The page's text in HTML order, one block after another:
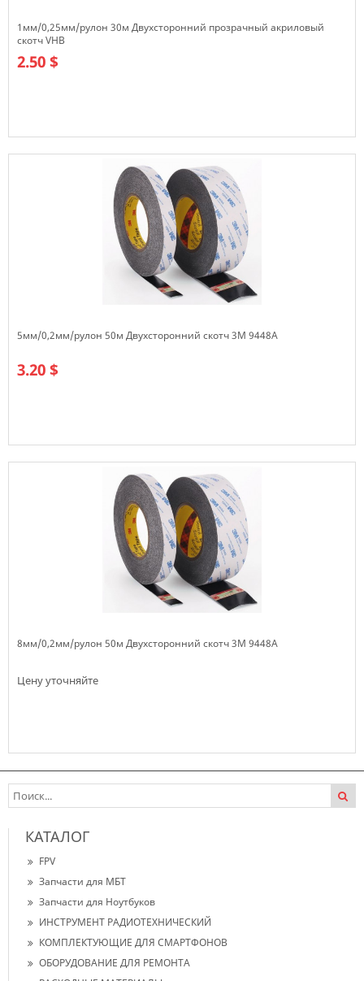
1мм/0,25мм/рулон 30м Двухсторонний прозрачный акриловый
скотч VHB
2.50 $
5мм/0,2мм/рулон 50м Двухсторонний скотч 3M 9448А
3.20 $
8мм/0,2мм/рулон 50м Двухсторонний скотч 3M 9448A
Цену уточняйте
КАТАЛОГ
FPV
Запчасти для МБТ
Запчасти для Ноутбуков
ИНСТРУМЕНТ РАДИОТЕХНИЧЕСКИЙ
КОМПЛЕКТУЮЩИЕ ДЛЯ СМАРТФОНОВ
ОБОРУДОВАНИЕ ДЛЯ РЕМОНТА